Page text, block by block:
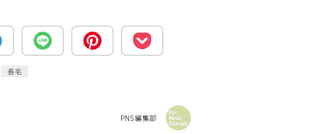
長毛
PNS編集部